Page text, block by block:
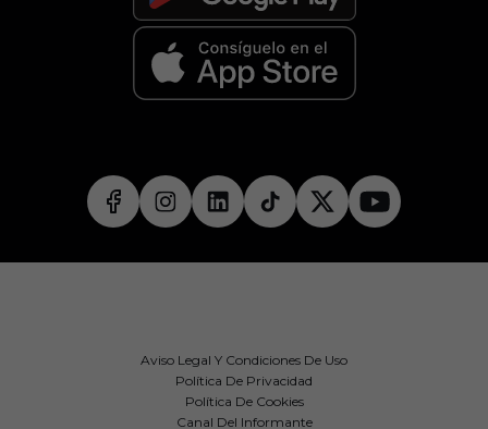
Aviso Legal Y Condiciones De Uso
Política De Privacidad
Política De Cookies
Canal Del Informante